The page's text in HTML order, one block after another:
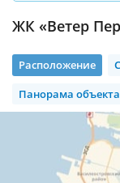
ЖК «Ветер
Расположение
Панорама объекта